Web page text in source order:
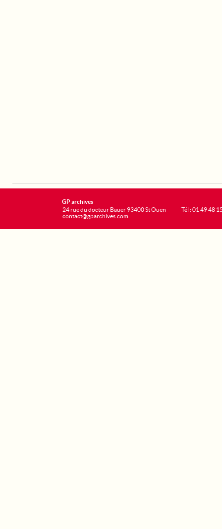
GP archives
24 rue du docteur Bauer 93400 St Ouen
contact@gparchives.com
Tél : 01 49 48